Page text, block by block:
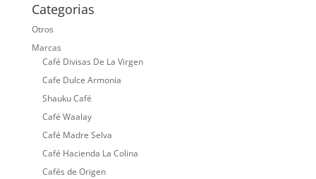
Categorias
Otros
Marcas
Café Divisas De La Virgen
Cafe Dulce Armonia
Shauku Café
Café Waalay
Café Madre Selva
Café Hacienda La Colina
Cafés de Origen